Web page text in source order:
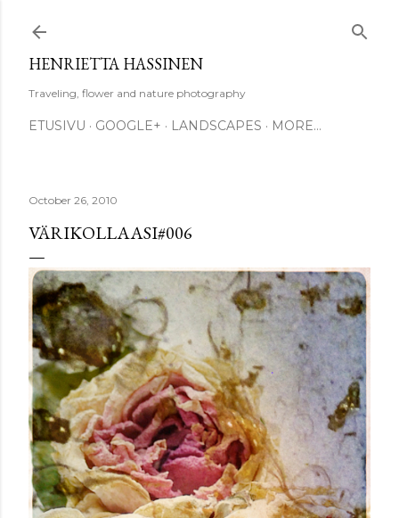
HENRIETTA HASSINEN
Traveling, flower and nature photography
ETUSIVU GOOGLE+ LANDSCAPES MORE…
October 26, 2010
VÄRIKOLLAASI#006